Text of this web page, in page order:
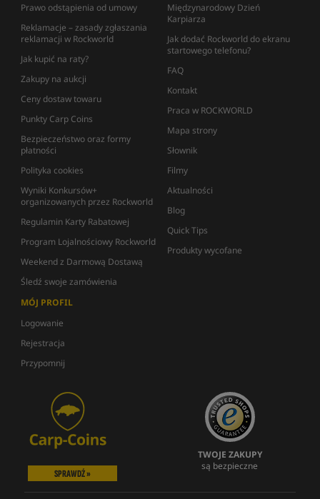
Prawo odstąpienia od umowy
Reklamacje – zasady zgłaszania
reklamacji w Rockworld
Jak kupić na raty?
Zakupy na aukcji
Ceny dostaw towaru
Punkty Carp Coins
Bezpieczeństwo oraz formy
płatności
Polityka cookies
Wyniki Konkursów+
organizowanych przez Rockworld
Regulamin Karty Rabatowej
Program Lojalnościowy Rockworld
Weekend z Darmową Dostawą
Śledź swoje zamówienia
Międzynarodowy Dzień
Karpiarza
Jak dodać Rockworld do ekranu
startowego telefonu?
FAQ
Kontakt
Praca w ROCKWORLD
Mapa strony
Słownik
Filmy
Aktualności
Blog
Quick Tips
Produkty wycofane
MÓJ PROFIL
Logowanie
Rejestracja
Przypomnij
SPRAWDŹ »
TWOJE ZAKUPY
są bezpieczne